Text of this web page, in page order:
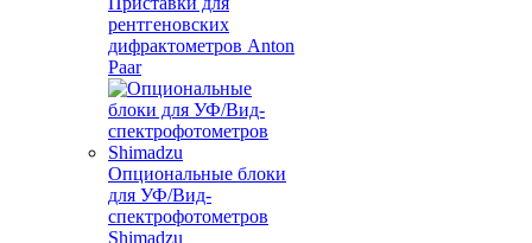
рентгеновских
дифрактометров Anton
Paar
Опциональные блоки
для УФ/Вид-
спектрофотометров
Shimadzu